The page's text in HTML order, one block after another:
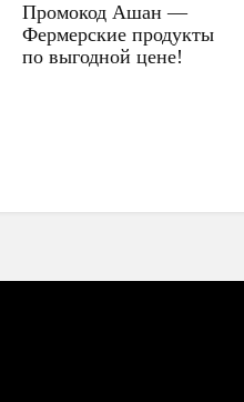
Промокод Ашан —
Фермерские продукты
по выгодной цене!